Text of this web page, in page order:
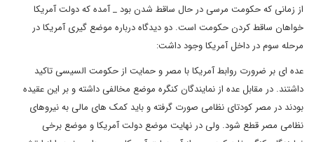
از زمانی که حکومت مرسی در حال ساقط شدن بود _ آمده که دولت آمریکا
خواهان ساقط کردن حکومت است. دو دیدگاه درباره موضع گیری آمریکا در
مرحله سوم در داخل آمریکا وجود داشت:
عده ای بر ضرورت روابط آمریکا با مصر و حمایت از حکومت السیسی تاکید
داشتند. در مقابل عده از نمایندگان کنگره موضع مخالفی داشته و بر این عقیده
بودند در مصر کودتای نظامی صورت گرفته و باید کمک های مالی به نیروهای
نظامی مصر قطع شود. ولی در نهایت موضع دولت آمریکا و موضع برخی